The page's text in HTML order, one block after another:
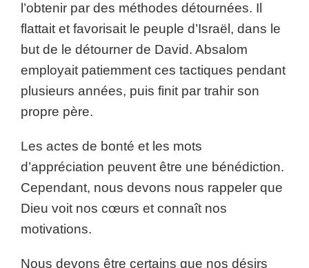
l’obtenir par des méthodes détournées. Il
flattait et favorisait le peuple d’Israël, dans le
but de le détourner de David. Absalom
employait patiemment ces tactiques pendant
plusieurs années, puis finit par trahir son
propre père.
Les actes de bonté et les mots
d’appréciation peuvent être une bénédiction.
Cependant, nous devons nous rappeler que
Dieu voit nos cœurs et connaît nos
motivations.
Nous devons être certains que nos désirs